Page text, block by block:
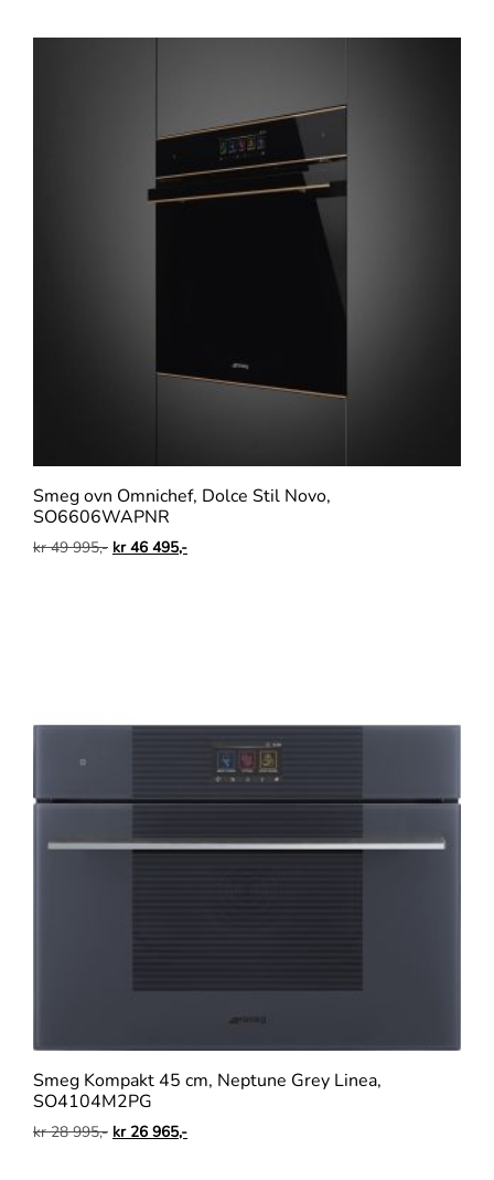
Smeg ovn Omnichef, Dolce Stil Novo,
SO6606WAPNR
kr49 995,- kr46 495,-
Smeg Kompakt 45 cm, Neptune Grey Linea,
SO4104M2PG
kr28 995,- kr26 965,-